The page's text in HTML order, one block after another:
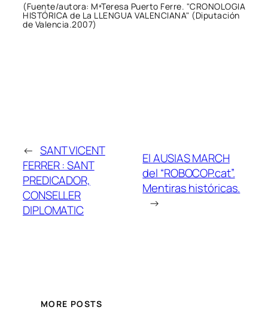
(Fuente/autora: MªTeresa Puerto Ferre. "CRONOLOGIA
HISTÓRICA de La LLENGUA VALENCIANA" (Diputación
de Valencia.2007)
← SANT VICENT
FERRER : SANT
PREDICADOR,
CONSELLER
DIPLOMATIC
El AUSIAS MARCH
del “ROBOCOP.cat”.
Mentiras históricas.
→
MORE POSTS